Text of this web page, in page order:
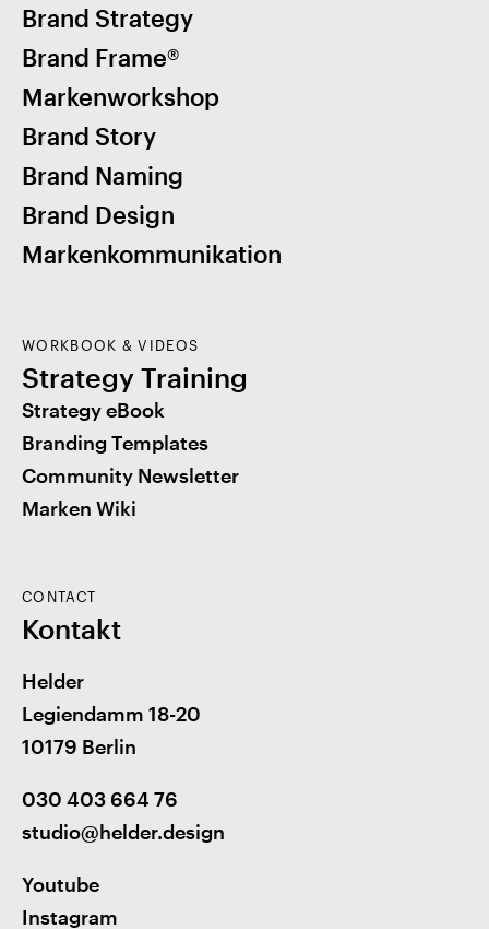
Brand Strategy
Brand Frame®
Markenworkshop
Brand Story
Brand Naming
Brand Design
Markenkommunikation
WORKBOOK & VIDEOS
Strategy Training
Strategy eBook
Branding Templates
Community Newsletter
Marken Wiki
CONTACT
Kontakt
Helder
Legiendamm 18-20
10179 Berlin
030 403 664 76
studio@helder.design
Youtube
Instagram